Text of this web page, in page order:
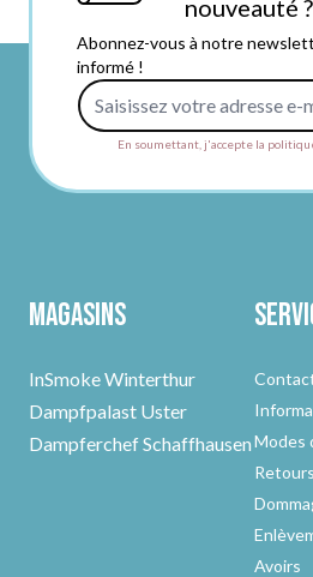
nouveauté ?
Abonnez-vous à notre
informé !
En soumettant, j'accepte la
Magasins
InSmoke Winterthur
Dampfpalast Uster
Dampferchef SchaffhausenModes
Retours
Avoirs